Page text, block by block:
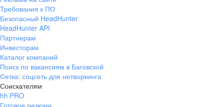
Требования к ПО
Безопасный HeadHunter
HeadHunter API
Партнерам
Инвесторам
Каталог компаний
Поиск по вакансиям в Баговской
Сетка: соцсеть для нетворкинга
Соискателям
hh PRO